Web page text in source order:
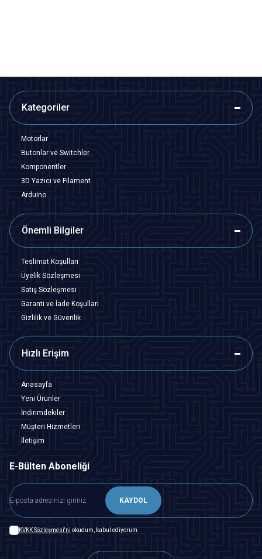
Kategoriler
Motorlar
Butonlar ve Switchler
Komponentler
3D Yazıcı ve Filament
Arduino
Önemli Bilgiler
Teslimat Koşulları
Üyelik Sözleşmesi
Satış Sözleşmesi
Garanti ve İade Koşulları
Gizlilik ve Güvenlik
Hızlı Erişim
Anasayfa
Yeni Ürünler
İndirimdekiler
Müşteri Hizmetleri
İletişim
E-Bülten Aboneliği
KAYDOL
KVKK Sözleşmesi'ni okudum, kabul ediyorum.